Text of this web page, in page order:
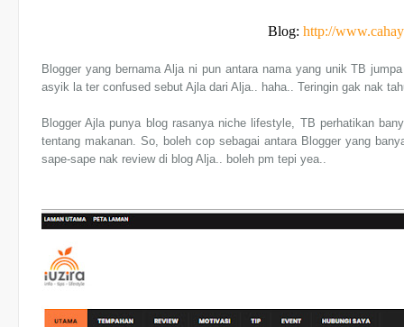
Blog: http://
Blogger yang bernama Alja ni pun antara nama yang unik TB
asyik la ter confused sebut Ajla dari Alja.. haha.. Teringin gak nak
Blogger Ajla punya blog rasanya niche lifestyle, TB perhatikan
tentang makanan. So, boleh cop sebagai antara Blogger yang
sape-sape nak review di blog Alja.. boleh pm tepi yea..